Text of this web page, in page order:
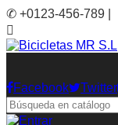
✆ +0123-456-789 |

Facebook Twitter